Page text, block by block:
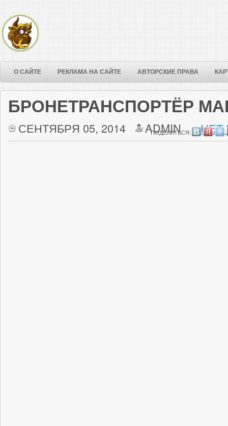
О САЙТЕ РЕКЛАМА НА САЙТЕ АВТОРСКИЕ ПРАВА
БРОНЕТРАНСПОРТЁР
СЕНТЯБРЯ 05, 2014 ADMIN НЕТ
ПОДЕЛИТЬСЯ: